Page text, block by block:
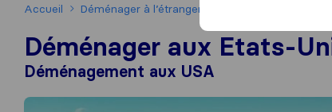
Accueil Déménager à l’étranger
Déménager aux Etats-
Déménagement aux USA